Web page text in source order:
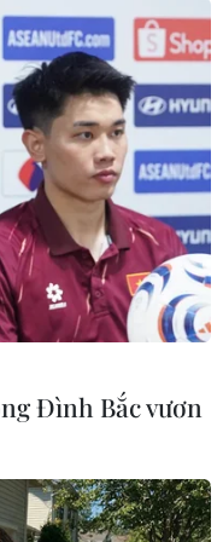
(Vietnam+)
Đình Bắc vươn